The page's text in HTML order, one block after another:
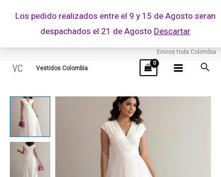
Los pedido realizados entre el 9 y 15 de Agosto seran
despachados el 21 de Agosto Descartar
. Envios toda Colombia
VC Vestidos Colombia
MARIE
cantidad